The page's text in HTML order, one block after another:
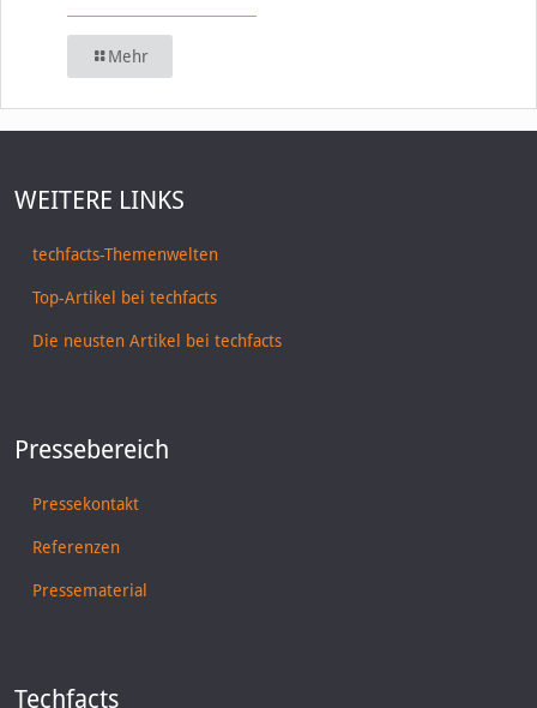
Mehr
WEITERE LINKS
techfacts-Themenwelten
Top-Artikel bei techfacts
Die neusten Artikel bei techfacts
Pressebereich
Pressekontakt
Referenzen
Pressematerial
Techfacts